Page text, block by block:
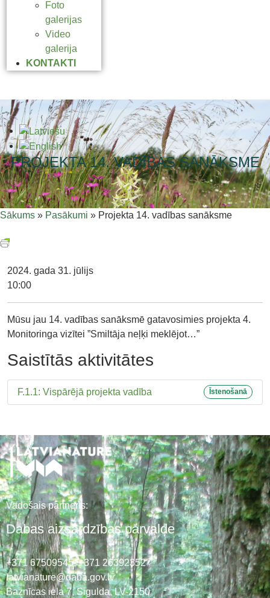
Foto
galerijas
Video
galerija
KONTAKTI
PROJEKTA 14. VADĪBAS SANĀKSME
Sākums » Pasākumi » Projekta 14. vadības sanāksme
2024. gada 31. jūlijs
10:00
Mūsu jau 14. vadības sanāksmē gatavosimies projekta 4.
Monitoringa vizītei ”Smiltāja neļķi meklējot…”
Saistītās aktivitātes
F.1.1: Vispārējā projekta vadība Īstenošanā
Vadošais partneris:
Dabas aizsardzības pārvalde
+371 67509545,+371 26392352
latvianature@daba.gov.lv
Baznīcas iela 7, Sigulda, LV-2150